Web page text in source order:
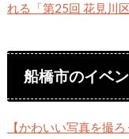
れる「第25回 花見川
船橋市のイベ
【かわいい写真を撮